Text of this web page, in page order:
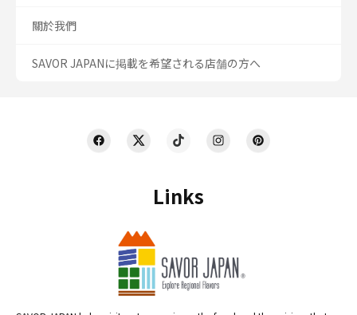
Links
關於我們
SAVOR JAPANに掲載を希望される店舗の方へ